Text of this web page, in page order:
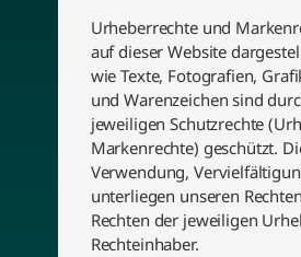
Urheberrechte und
auf dieser Website
wie Texte, Fotografien,
und Warenzeichen sind
jeweiligen Schutzrechte
Markenrechte) geschützt.
Verwendung,
unterliegen unseren
Rechten der jeweiligen
Rechteinhaber.